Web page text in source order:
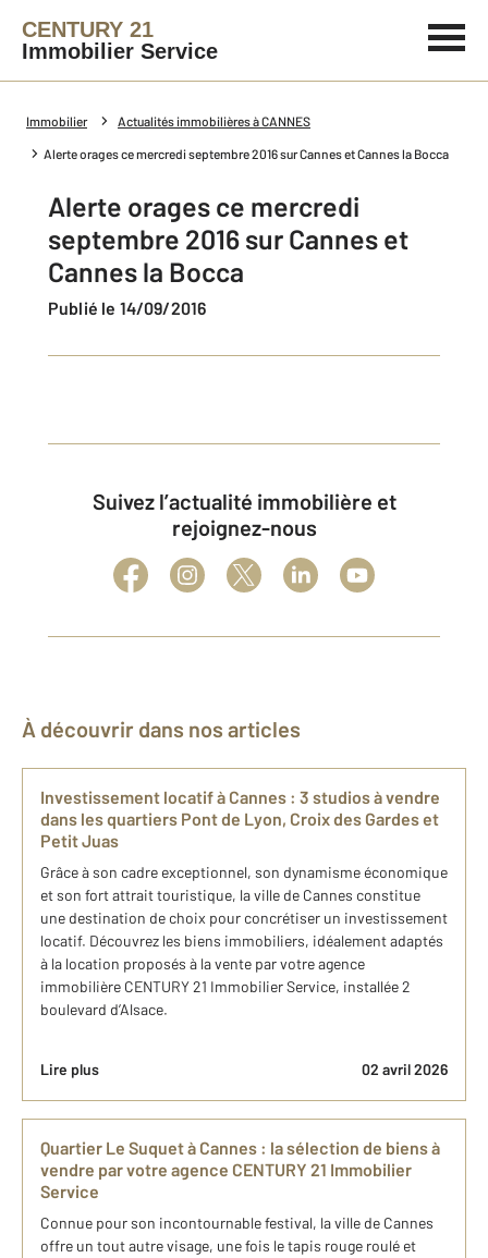
CENTURY 21
Immobilier Service
Immobilier Actualités immobilières à CANNES
Alerte orages ce mercredi septembre 2016 sur Cannes et Cannes la Bocca
Alerte orages ce mercredi
septembre 2016 sur Cannes et
Cannes la Bocca
Publié le 14/09/2016
Suivez l’actualité immobilière et
rejoignez-nous
À découvrir dans nos articles
Investissement locatif à Cannes : 3 studios à vendre
dans les quartiers Pont de Lyon, Croix des Gardes et
Petit Juas
Grâce à son cadre exceptionnel, son dynamisme économique
et son fort attrait touristique, la ville de Cannes constitue
une destination de choix pour concrétiser un investissement
locatif. Découvrez les biens immobiliers, idéalement adaptés
à la location proposés à la vente par votre agence
immobilière CENTURY 21 Immobilier Service, installée 2
boulevard d’Alsace.
Lire plus 02 avril 2026
Quartier Le Suquet à Cannes : la sélection de biens à
vendre par votre agence CENTURY 21 Immobilier
Service
Connue pour son incontournable festival, la ville de Cannes
offre un tout autre visage, une fois le tapis rouge roulé et